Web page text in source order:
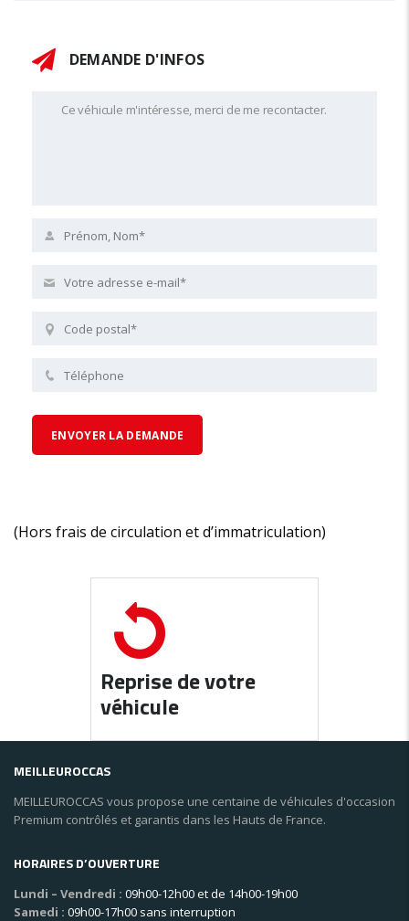
DEMANDE D'INFOS
(Hors frais de circulation et d’immatriculation)
Reprise de votre
véhicule
MEILLEUROCCAS
MEILLEUROCCAS vous propose une centaine de véhicules d'occasion
Premium contrôlés et garantis dans les Hauts de France.
HORAIRES D’OUVERTURE
Lundi – Vendredi : 09h00-12h00 et de 14h00-19h00
Samedi : 09h00-17h00 sans interruption